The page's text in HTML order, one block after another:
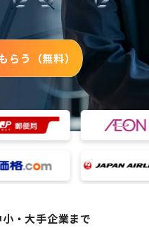
らう（無料）
・大手企業まで